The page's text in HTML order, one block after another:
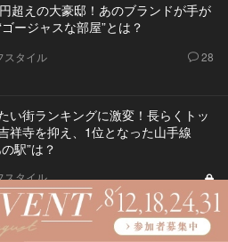
超えの大豪邸！あのブランドが手が
ゴージャスな部屋”とは？
スタイル 28
い街ランキングに激変！長らくトッ
祥寺を抑え、1位となった山手線
駅”は？
スタイル
坂46に革命を起こせる人になりた
歳になった筒井あやめの決意表明